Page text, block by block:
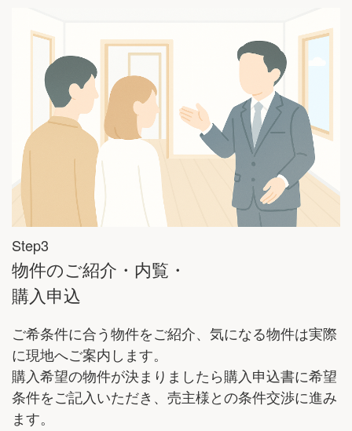
Step3
物件のご紹介・内覧・
購入申込
ご希条件に合う物件をご紹介、気になる物件は実際
に現地へご案内します。
購入希望の物件が決まりましたら購入申込書に希望
条件をご記入いただき、売主様との条件交渉に進み
ます。